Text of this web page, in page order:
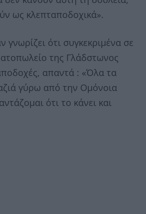
ως κλεπταποδοχικά».
γνωρίζει ότι συγκεκριμένα σε
της Γλάδστωνος
απαντά : «Όλα τα
γύρω από την Ομόνοια
ότι το κάνει και